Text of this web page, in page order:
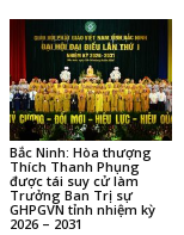
Bắc Ninh: Hòa thượng
Thích Thanh Phụng
được tái suy cử làm
Trưởng Ban Trị sự
GHPGVN tỉnh nhiệm kỳ
2026 – 2031